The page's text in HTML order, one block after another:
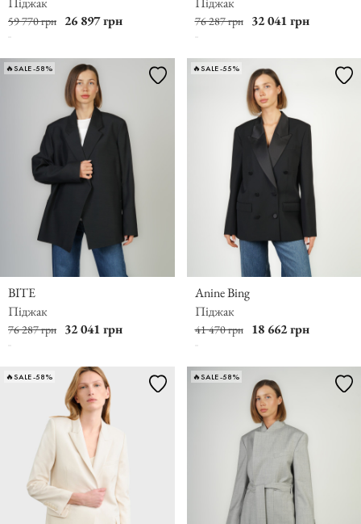
59 770 грн 26 897 грн 76 287 грн 32 041 грн
🔥SALE -58%
BITE
Піджак
76 287 грн 32 041 грн
🔥SALE -55%
Anine Bing
Піджак
41 470 грн 18 662 грн
🔥SALE -58% 🔥SALE -58%